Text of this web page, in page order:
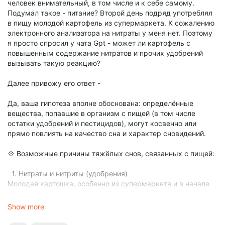
человек внимательный, в том числе и к себе самому.
Подумал такое - питание? Второй день подряд употреблял
в пищу молодой картофель из супермаркета. К сожалению
электронного анализатора на нитраты у меня нет. Поэтому
я просто спросил у чата Gpt - может ли картофель с
повышенным содержание нитратов и прочих удобрений
вызывать такую реакцию?
Далее привожу его ответ -
Да, ваша гипотеза вполне обоснована: определённые
вещества, попавшие в организм с пищей (в том числе
остатки удобрений и пестицидов), могут косвенно или
прямо повлиять на качество сна и характер сновидений.
💠 Возможные причины тяжёлых снов, связанных с пищей:
1. Нитраты и нитриты (удобрения)
Молодая картошка, особенно из супермаркета и в начале
нитратов.
Show more